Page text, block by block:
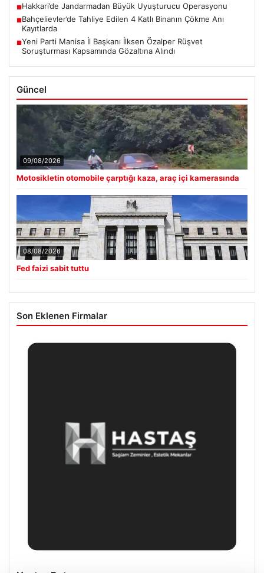
■Hakkari’de Jandarmadan Büyük Uyuşturucu Operasyonu
■Bahçelievler’de Tahliye Edilen 4 Katlı Binanın Çökme Anı
Kayıtlarda
■Yeni Parti Manisa İl Başkanı İlksen Özalper Rüşvet
Soruşturması Kapsamında Gözaltına Alındı
Güncel
09/08/2026
Motosikletin otomobile çarptığı kaza, araç içi kamerasında
08/08/2026
Fed faizi sabit tuttu
Son Eklenen Firmalar